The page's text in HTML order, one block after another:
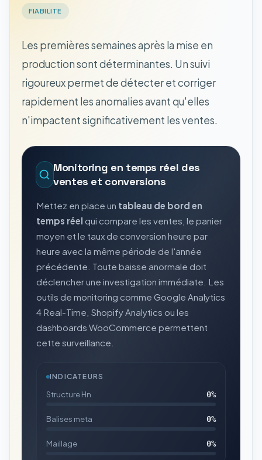
FIABILITE
Les premières semaines après la mise en
production sont déterminantes. Un suivi
rigoureux permet de détecter et corriger
rapidement les anomalies avant qu'elles
n'impactent significativement les ventes.
Monitoring en temps réel des
ventes et conversions
Mettez en place un tableau de bord en
temps réel qui compare les ventes, le panier
moyen et le taux de conversion heure par
heure avec la même période de l'année
précédente. Toute baisse anormale doit
déclencher une investigation immédiate. Les
outils de monitoring comme Google Analytics
4 Real-Time, Shopify Analytics ou les
dashboards WooCommerce permettent
cette surveillance.
INDICATEURS
Structure Hn 0%
Balises meta 0%
Maillage 0%